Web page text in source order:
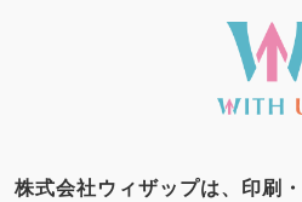
株式会社ウィザップは、印刷